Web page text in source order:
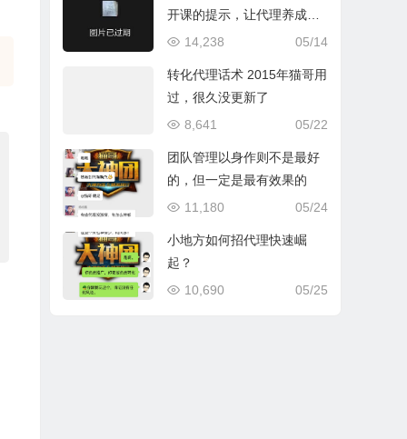
开课的提示，让代理养成好
习惯
05/14
14,238
转化代理话术 2015年猫哥用
过，很久没更新了
05/22
8,641
团队管理以身作则不是最好
的，但一定是最有效果的
05/24
11,180
小地方如何招代理快速崛
起？
05/25
10,690